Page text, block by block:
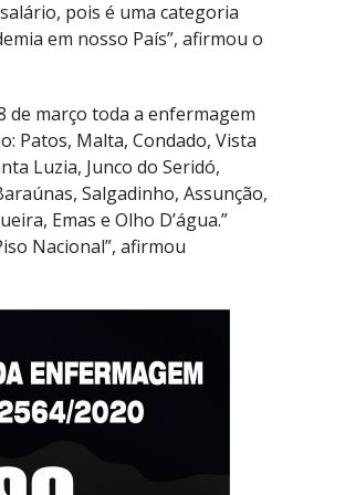
pois é uma categoria
em nosso País”, afirmou o
de março toda a enfermagem
Patos, Malta, Condado, Vista
Luzia, Junco do Seridó,
Salgadinho, Assunção,
Emas e Olho D’água.”
Nacional”, afirmou